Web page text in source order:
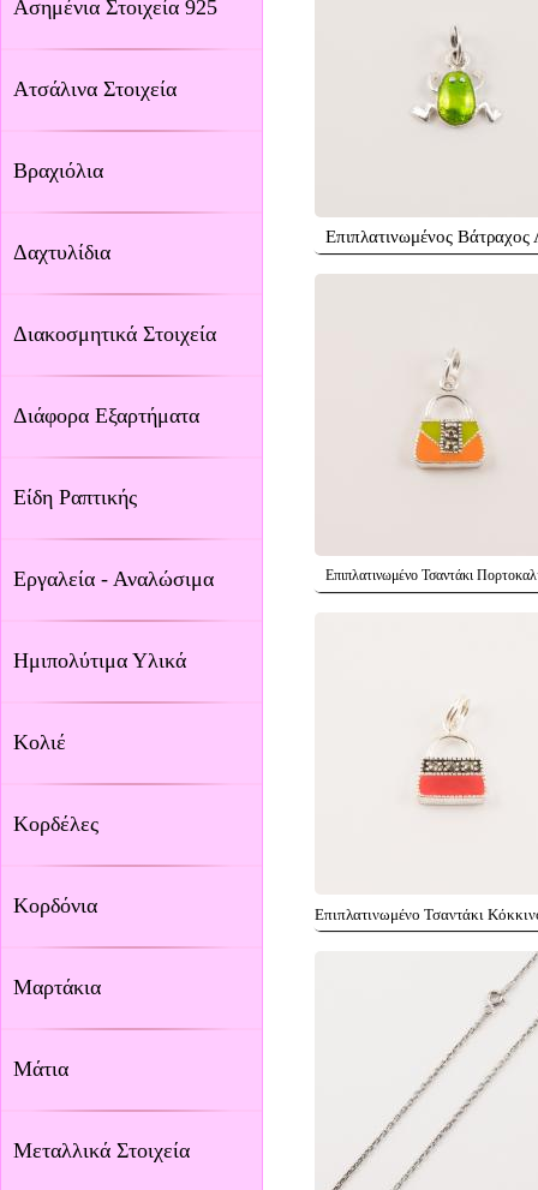
Ασημένια Στοιχεία 925
Ατσάλινα Στοιχεία
Βραχιόλια
Δαχτυλίδια
Διακοσμητικά Στοιχεία
Διάφορα Εξαρτήματα
Είδη Ραπτικής
Εργαλεία - Αναλώσιμα
Ημιπολύτιμα Υλικά
Κολιέ
Κορδέλες
Κορδόνια
Μαρτάκια
Μάτια
Μεταλλικά Στοιχεία
Επιπλατινωμένος Βάτραχος
Επιπλατινωμένο Τσαντάκι
Επιπλατινωμένο Τσαντάκι